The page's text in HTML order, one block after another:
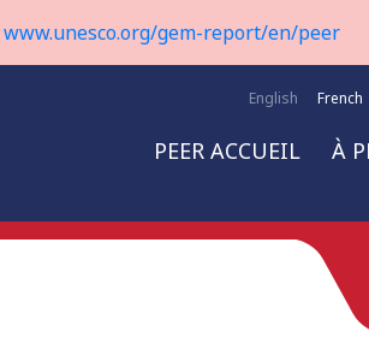
www.unesco.org/gem-report/en/peer
English French
PEER ACCUEIL À